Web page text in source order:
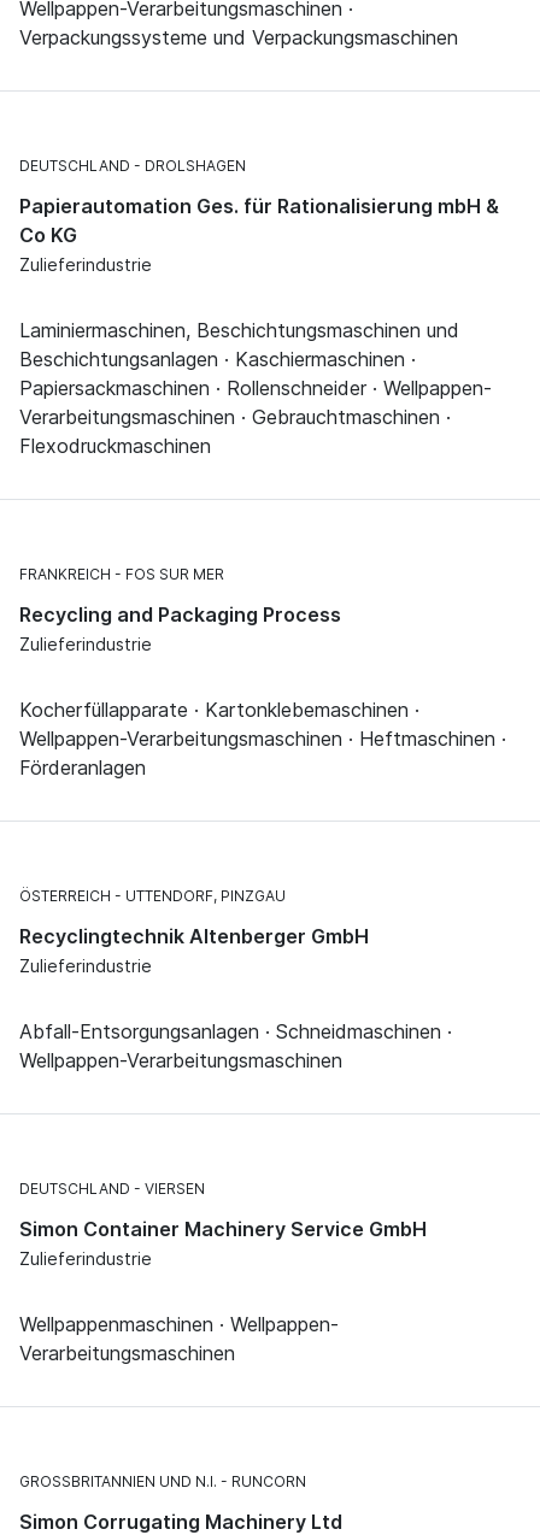
Wellpappen-Verarbeitungsmaschinen ·
Verpackungssysteme und Verpackungsmaschinen
DEUTSCHLAND DROLSHAGEN
Papierautomation Ges. für Rationalisierung mbH &
Co KG
Zulieferindustrie
Laminiermaschinen, Beschichtungsmaschinen und
Beschichtungsanlagen · Kaschiermaschinen ·
Papiersackmaschinen · Rollenschneider · Wellpappen-
Verarbeitungsmaschinen · Gebrauchtmaschinen ·
Flexodruckmaschinen
FRANKREICH FOS SUR MER
Recycling and Packaging Process
Zulieferindustrie
Kocherfüllapparate · Kartonklebemaschinen ·
Wellpappen-Verarbeitungsmaschinen · Heftmaschinen ·
Förderanlagen
ÖSTERREICH UTTENDORF, PINZGAU
Recyclingtechnik Altenberger GmbH
Zulieferindustrie
Abfall-Entsorgungsanlagen · Schneidmaschinen ·
Wellpappen-Verarbeitungsmaschinen
DEUTSCHLAND VIERSEN
Simon Container Machinery Service GmbH
Zulieferindustrie
Wellpappenmaschinen · Wellpappen-
Verarbeitungsmaschinen
GROSSBRITANNIEN UND N.I. RUNCORN
Simon Corrugating Machinery Ltd